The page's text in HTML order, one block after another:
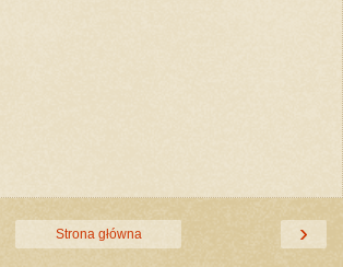
›
Strona główna